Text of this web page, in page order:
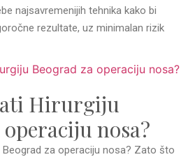
najsavremenijih tehnika kako bi
rezultate, uz minimalan rizik
Hirurgiju
nosa?
za operaciju nosa? Zato što